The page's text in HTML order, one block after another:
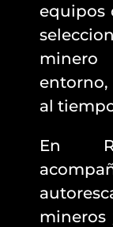
equipos
al
En
mineros